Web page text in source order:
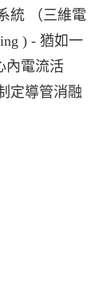
統 （三維電
) - 猶如一
內電流活
定導管消融